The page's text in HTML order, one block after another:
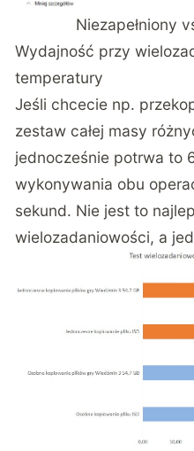
Niezapełniony
Wydajność przy
temperatury
Jeśli chcecie np.
zestaw całej masy
jednocześnie potrwa to
wykonywania obu
sekund. Nie jest to
wielozadaniowości, a